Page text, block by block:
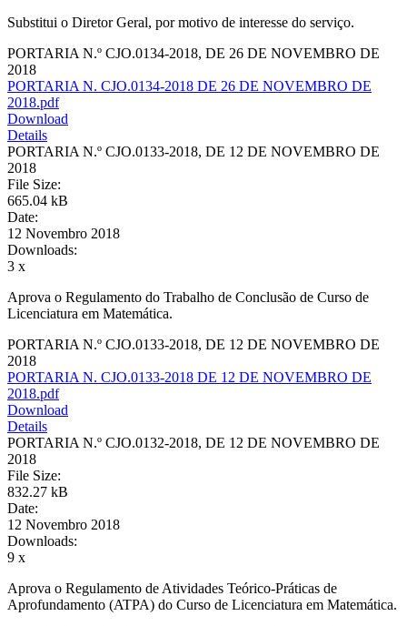
Substitui o Diretor Geral, por motivo de interesse do serviço.
PORTARIA N.º CJO.0134-2018, DE 26 DE NOVEMBRO DE
2018
PORTARIA N. CJO.0134-2018 DE 26 DE NOVEMBRO DE
2018.pdf
Download
Details
PORTARIA N.º CJO.0133-2018, DE 12 DE NOVEMBRO DE
2018
File Size:
665.04 kB
Date:
12 Novembro 2018
Downloads:
3 x
Aprova o Regulamento do Trabalho de Conclusão de Curso de
Licenciatura em Matemática.
PORTARIA N.º CJO.0133-2018, DE 12 DE NOVEMBRO DE
2018
PORTARIA N. CJO.0133-2018 DE 12 DE NOVEMBRO DE
2018.pdf
Download
Details
PORTARIA N.º CJO.0132-2018, DE 12 DE NOVEMBRO DE
2018
File Size:
832.27 kB
Date:
12 Novembro 2018
Downloads:
9 x
Aprova o Regulamento de Atividades Teórico-Práticas de
Aprofundamento (ATPA) do Curso de Licenciatura em Matemática.